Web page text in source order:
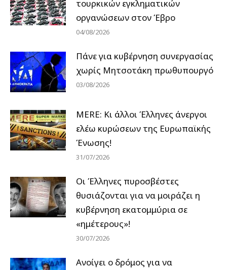
τουρκικών εγκληματικών
οργανώσεων στον Έβρο
04/08/2026
Πάνε για κυβέρνηση συνεργασίας
χωρίς Μητσοτάκη πρωθυπουργό
03/08/2026
MERE: Κι άλλοι Έλληνες άνεργοι
ελέω κυρώσεων της Ευρωπαϊκής
Ένωσης!
31/07/2026
Οι Έλληνες πυροσβέστες
θυσιάζονται για να μοιράζει η
κυβέρνηση εκατομμύρια σε
«ημέτερους»!
30/07/2026
Ανοίγει ο δρόμος για να